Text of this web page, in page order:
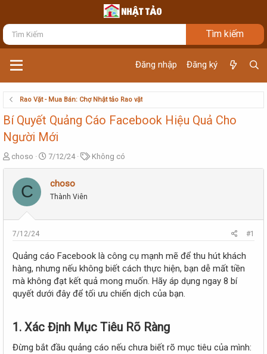
Đăng nhập Đăng ký
Rao Vặt - Mua Bán: Chợ Nhật tảo Rao vặt
Bí Quyết Quảng Cáo Facebook Hiệu Quả Cho
Người Mới
T
h
e
a
s
t
t
e
r
choso
N
g
y
g
i
7/12/24
T
ừ
Không có
C choso
Thành Viên
7/12/24 #1
Quảng cáo Facebook là công cụ mạnh mẽ để thu hút khách
hàng, nhưng nếu không biết cách thực hiện, bạn dễ mất tiền
mà không đạt kết quả mong muốn. Hãy áp dụng ngay 8 bí
quyết dưới đây để tối ưu chiến dịch của bạn.
1. Xác Định Mục Tiêu Rõ Ràng
Đừng bắt đầu quảng cáo nếu chưa biết rõ mục tiêu của mình: